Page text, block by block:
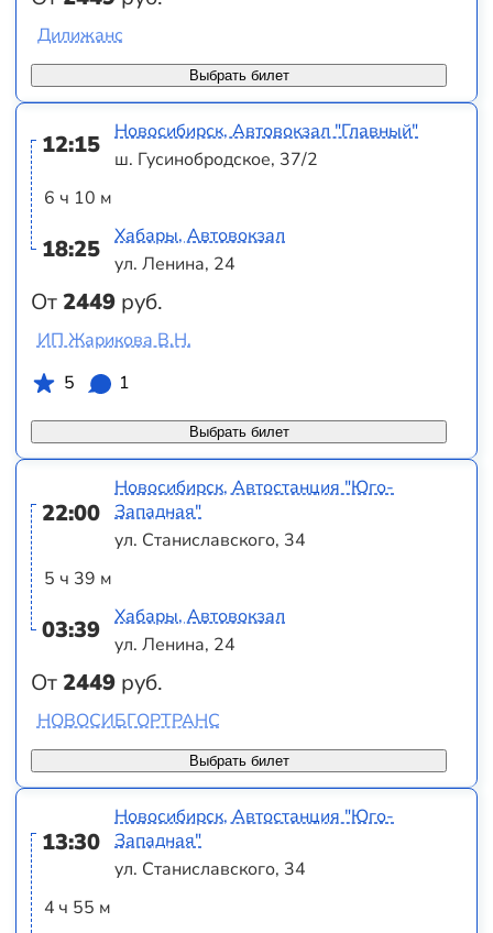
Выбрать билет
Дилижанс
12:15
6 ч 10 м
18:25
От2449 руб.
Новосибирск, Автовокзал "Главный"
ш. Гусинобродское, 37/2
Хабары, Автовокзал
ул. Ленина, 24
Выбрать билет
ИП Жарикова В.Н.
5
1
22:00
5 ч 39 м
03:39
От2449 руб.
Новосибирск, Автостанция "Юго-
Западная"
ул. Станиславского, 34
Хабары, Автовокзал
ул. Ленина, 24
Выбрать билет
НОВОСИБГОРТРАНС
13:30
4 ч 55 м
Новосибирск, Автостанция "Юго-
Западная"
ул. Станиславского, 34